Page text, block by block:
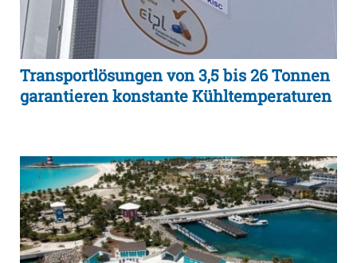
Transportlösungen von 3,5 bis 26 Tonnen
garantieren konstante Kühltemperaturen